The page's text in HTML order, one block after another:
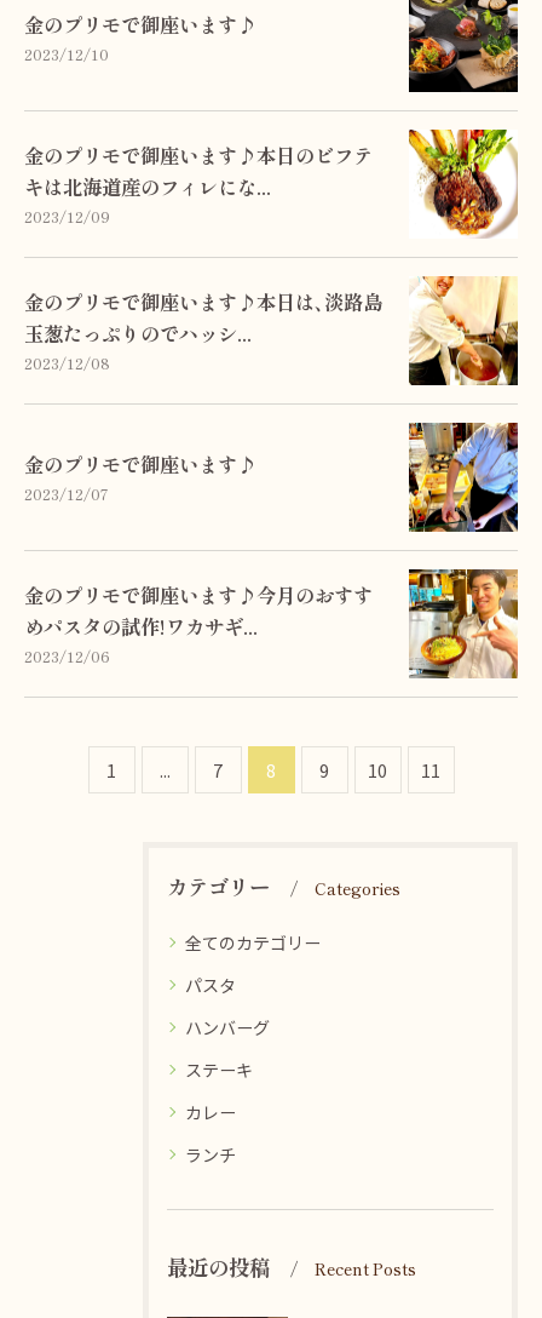
金のプリモで御座います♪
2023/12/10
金のプリモで御座います♪本日のビフテ
キは北海道産のフィレにな...
2023/12/09
金のプリモで御座います♪本日は､淡路島
玉葱たっぷりのでハッシ...
2023/12/08
金のプリモで御座います♪
2023/12/07
金のプリモで御座います♪今月のおすす
めパスタの試作!ワカサギ...
2023/12/06
1 ... 7 8 9 10 11
カテゴリー Categories
全てのカテゴリー
パスタ
ハンバーグ
ステーキ
カレー
ランチ
最近の投稿 Recent Posts